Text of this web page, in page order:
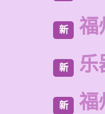
新 福
新 乐
新 福